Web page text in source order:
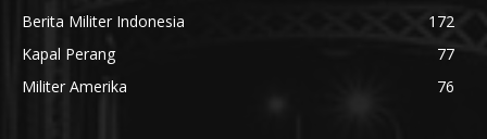
Berita Militer Indonesia
172
Kapal Perang
77
Militer Amerika
76